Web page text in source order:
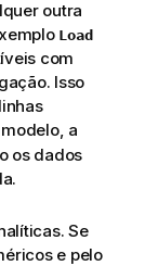
outra
Load
com
. Isso
a
os dados
Se
e pelo